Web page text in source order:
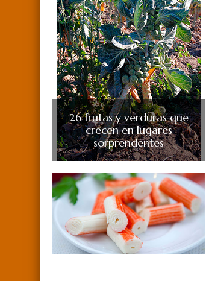
26 frutas y verduras que
crecen en lugares
sorprendentes